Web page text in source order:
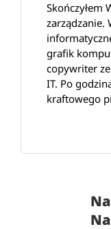
Skończyłem
zarządzanie.
grafik
copywriter
IT. Po
kraftowego